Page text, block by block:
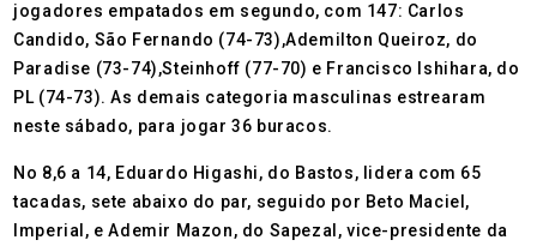
jogadores empatados em segundo, com 147: Carlos
Candido, São Fernando (74-73),Ademilton Queiroz, do
Paradise (73-74),Steinhoff (77-70) e Francisco Ishihara, do
PL (74-73). As demais categoria masculinas estrearam
neste sábado, para jogar 36 buracos.
No 8,6 a 14, Eduardo Higashi, do Bastos, lidera com 65
tacadas, sete abaixo do par, seguido por Beto Maciel,
Imperial, e Ademir Mazon, do Sapezal, vice-presidente da